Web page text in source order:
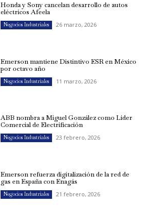
Honda y Sony cancelan desarrollo de autos
eléctricos Afeela
Negocios Industriales 26 marzo, 2026
Emerson mantiene Distintivo ESR en México
por octavo año
Negocios Industriales 11 marzo, 2026
ABB nombra a Miguel González como Líder
Comercial de Electrificación
Negocios Industriales 23 febrero, 2026
Emerson refuerza digitalización de la red de
gas en España con Enagás
Negocios Industriales 21 febrero, 2026